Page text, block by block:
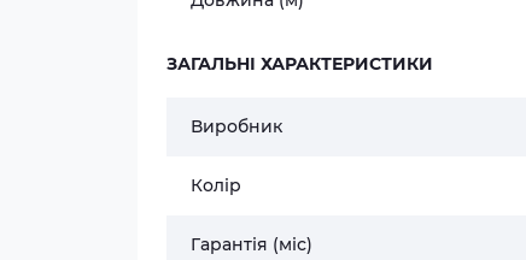
ЗАГАЛЬНІ ХАРАКТЕРИСТИКИ
Виробник
Колір
Гарантія (міс)